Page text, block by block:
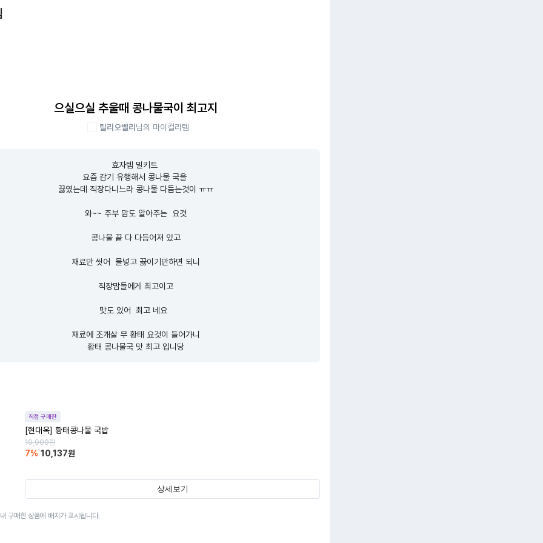
으실으실 추울때 콩나물국이 최고지
릴리오벨리 님의 마이컬리템
효자템 밀키트
요즘 감기 유행해서 콩나물 국을
끓였는데 직장다니느라 콩나물 다듬는것이 ㅠㅠ
와~~ 주부 맘도 알아주는  요것
콩나물 끝 다 다듬어져 있고
재료만 씻어  물넣고 끓이기만하면 되니
직장맘들에게 최고이고
맛도 있어  최고 네요
재료에 조개살 무 황태 요것이 들어가니
황태 콩나물국 맛 최고 입니당
직접 구매한
[현대옥] 황태콩나물 국밥
10,900원
7% 10,137원
상세보기
구매한 상품에 배지가 표시됩니다.